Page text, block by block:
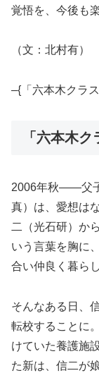
覚悟を、今後も
（文：北村有）
–{「六本木クラ
「六本木
2006年秋――父
真）は、愛想は
二（光石研）か
いう言葉を胸に
合い仲良く暮ら
そんなある日、
転校することに
けていた養護施
た新は、信二が